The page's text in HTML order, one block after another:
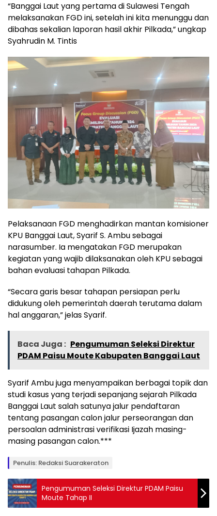
“Banggai Laut yang pertama di Sulawesi Tengah
melaksanakan FGD ini, setelah ini kita menunggu dan
dibahas sekalian laporan hasil akhir Pilkada,” ungkap
Syahrudin M. Tintis
Pelaksanaan FGD menghadirkan mantan komisioner
KPU Banggai Laut, Syarif S. Ambu sebagai
narasumber. Ia mengatakan FGD merupakan
kegiatan yang wajib dilaksanakan oleh KPU sebagai
bahan evaluasi tahapan Pilkada.
“Secara garis besar tahapan persiapan perlu
didukung oleh pemerintah daerah terutama dalam
hal anggaran,” jelas Syarif.
Baca Juga : Pengumuman Seleksi Direktur
PDAM Paisu Moute Kabupaten Banggai Laut
Syarif Ambu juga menyampaikan berbagai topik dan
studi kasus yang terjadi sepanjang sejarah Pilkada
Banggai Laut salah satunya jalur pendaftaran
tentang pasangan calon jalur perseorangan dan
persoalan administrasi verifikasi Ijazah masing-
masing pasangan calon.***
Penulis: Redaksi Suarakeraton
Pengumuman Seleksi Direktur PDAM Paisu
Moute Tahap II